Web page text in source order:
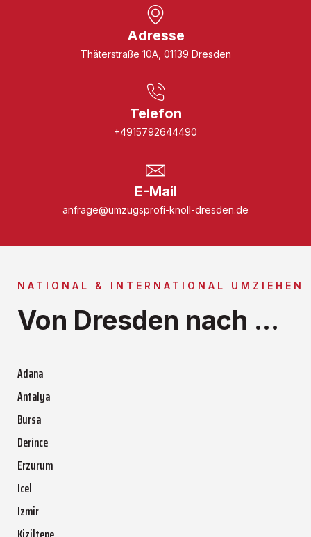
Adresse
Thäterstraße 10A, 01139 Dresden
Telefon
+4915792644490
E-Mail
anfrage@umzugsprofi-knoll-dresden.de
NATIONAL & INTERNATIONAL UMZIEHEN
Von Dresden nach ...
Adana
Antalya
Bursa
Derince
Erzurum
Icel
Izmir